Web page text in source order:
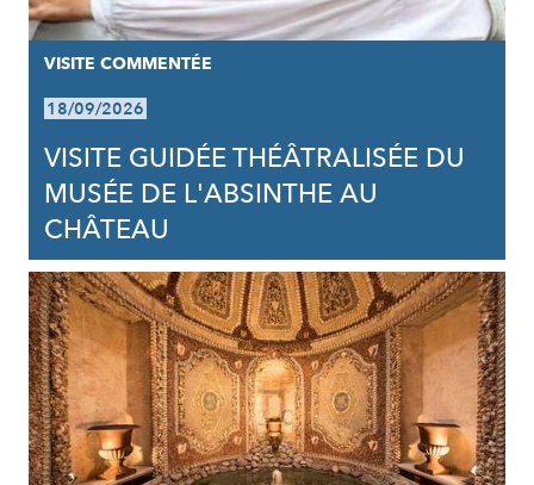
VISITE COMMENTÉE
18/09/2026
VISITE GUIDÉE THÉÂTRALISÉE DU
MUSÉE DE L'ABSINTHE AU
CHÂTEAU